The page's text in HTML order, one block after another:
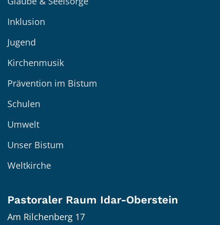
Inklusion
Jugend
Kirchenmusik
Prävention im Bistum
Schulen
Umwelt
Unser Bistum
Weltkirche
Pastoraler Raum Idar-Oberstein
Am Rilchenberg 17